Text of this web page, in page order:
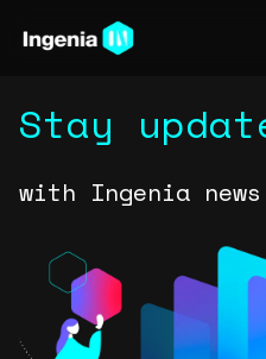
Stay
with Ingenia news